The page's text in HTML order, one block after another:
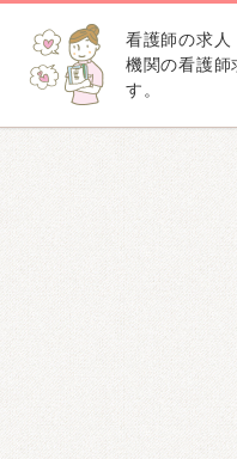
看護師の求人
機関の看護師
す。